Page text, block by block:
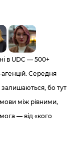
в UDC — 500+
агенцій. Середня
залишаються, бо тут
між рівними,
— від «кого